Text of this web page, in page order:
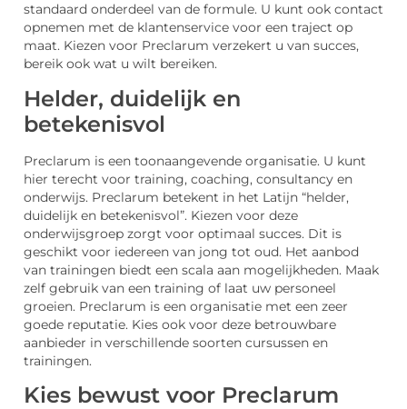
standaard onderdeel van de formule. U kunt ook contact
opnemen met de klantenservice voor een traject op
maat. Kiezen voor Preclarum verzekert u van succes,
bereik ook wat u wilt bereiken.
Helder, duidelijk en
betekenisvol
Preclarum is een toonaangevende organisatie. U kunt
hier terecht voor training, coaching, consultancy en
onderwijs. Preclarum betekent in het Latijn “helder,
duidelijk en betekenisvol”. Kiezen voor deze
onderwijsgroep zorgt voor optimaal succes. Dit is
geschikt voor iedereen van jong tot oud. Het aanbod
van trainingen biedt een scala aan mogelijkheden. Maak
zelf gebruik van een training of laat uw personeel
groeien. Preclarum is een organisatie met een zeer
goede reputatie. Kies ook voor deze betrouwbare
aanbieder in verschillende soorten cursussen en
trainingen.
Kies bewust voor Preclarum